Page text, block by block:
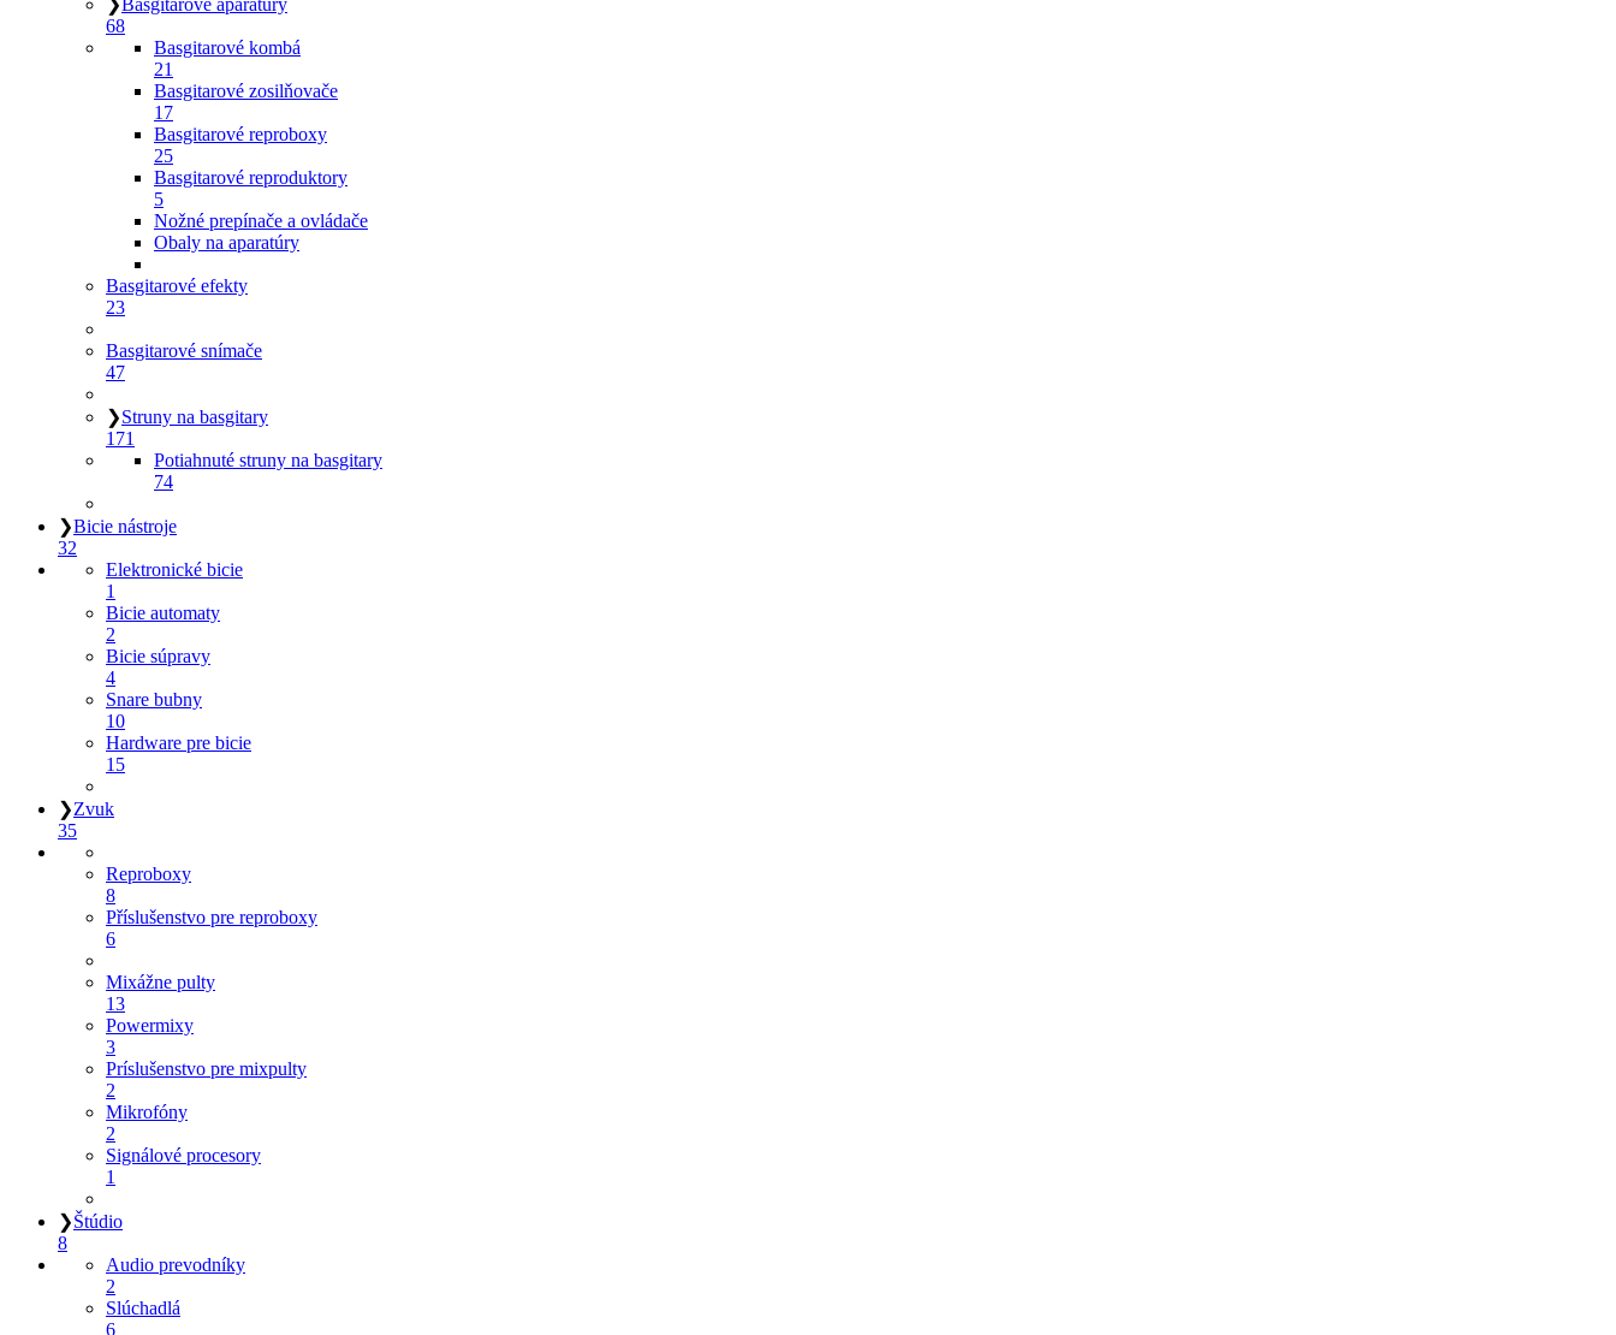
❯Basgitarové aparatúry
68
Basgitarové kombá
21
Basgitarové zosilňovače
17
Basgitarové reproboxy
25
Basgitarové reproduktory
5
Nožné prepínače a ovládače
Obaly na aparatúry
Basgitarové efekty
23
Basgitarové snímače
47
❯Struny na basgitary
171
Potiahnuté struny na basgitary
74
❯Bicie nástroje
32
Elektronické bicie
1
Bicie automaty
2
Bicie súpravy
4
Snare bubny
10
Hardware pre bicie
15
❯Zvuk
35
Reproboxy
8
Příslušenstvo pre reproboxy
6
Mixážne pulty
13
Powermixy
3
Príslušenstvo pre mixpulty
2
Mikrofóny
2
Signálové procesory
1
❯Štúdio
8
Audio prevodníky
2
Slúchadlá
6